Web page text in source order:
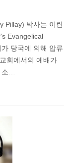
Pillay) 박사는 이란
Evangelical
당국에 의해 압류
회에서의 예배가
소…